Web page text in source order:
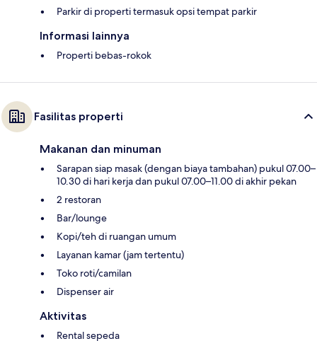
Parkir di properti termasuk opsi tempat parkir
Informasi lainnya
Properti bebas-rokok
Fasilitas properti
Makanan dan minuman
Sarapan siap masak (dengan biaya tambahan) pukul 07.00–
10.30 di hari kerja dan pukul 07.00–11.00 di akhir pekan
2 restoran
Bar/lounge
Kopi/teh di ruangan umum
Layanan kamar (jam tertentu)
Toko roti/camilan
Dispenser air
Aktivitas
Rental sepeda